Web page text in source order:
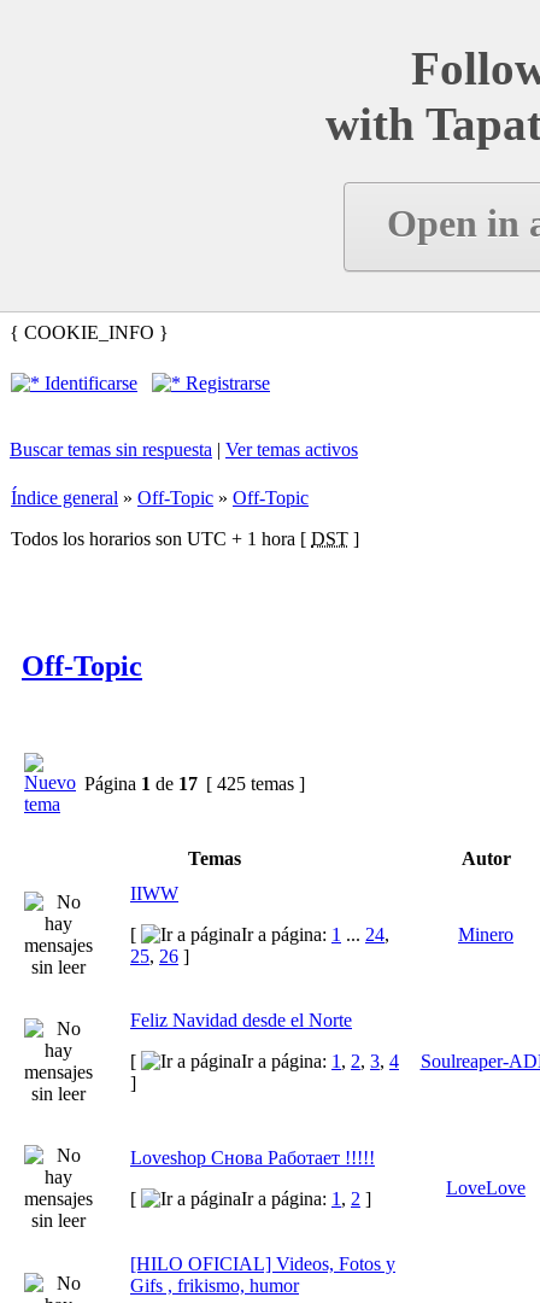
with
Open in
{ COOKIE_INFO }
Identificarse Registrarse
Buscar temas sin respuesta | Ver temas activos
Índice general » Off-Topic » Off-Topic
Todos los horarios son UTC + 1 hora [ DST ]
Off-Topic
Página 1 de 17 [ 425 temas ]
Temas
Autor
IIWW
[
Ir a página: 1 ... 24,
25, 26 ]
Minero
Feliz Navidad desde el Norte
[
Ir a página: 1 , 2, 3, 4
]
Soulreaper-
Loveshop Снова Работает !!!!!
[
Ir a página: 1 , 2 ]
LoveLove
[HILO OFICIAL] Videos, Fotos y
Gifs , frikismo, humor